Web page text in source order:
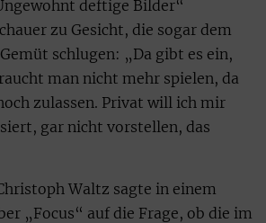
deftige Bilder“
zu Gesicht, die sogar dem
schlugen: „Da gibt es ein,
man nicht mehr spielen, da
zulassen. Privat will ich mir
gar nicht vorstellen, das
Waltz sagte in einem
„Focus“ auf die Frage, ob die im